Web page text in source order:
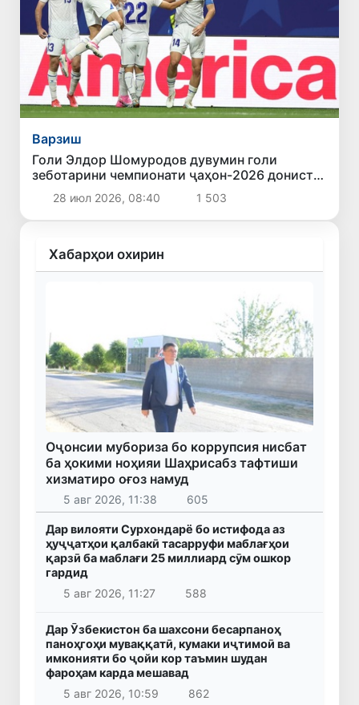
Варзиш
Голи Элдор Шомуродов дувумин голи
зеботарини чемпионати ҷаҳон-2026 дониста
шуд28 июл 2026, 08:40 1 503
Хабарҳои охирин
Оҷонсии мубориза бо коррупсия нисбат
ба ҳокими ноҳияи Шаҳрисабз тафтиши
хизматиро оғоз намуд
5 авг 2026, 11:38 605
Дар вилояти Сурхондарё бо истифода аз
ҳуҷҷатҳои қалбакӣ тасарруфи маблағҳои
қарзӣ ба маблағи 25 миллиард сӯм ошкор
гардид
5 авг 2026, 11:27
588
Дар Ӯзбекистон ба шахсони бесарпаноҳ
паноҳгоҳи муваққатӣ, кумаки иҷтимоӣ ва
имконияти бо ҷойи кор таъмин шудан
фароҳам карда мешавад
5 авг 2026, 10:59
862